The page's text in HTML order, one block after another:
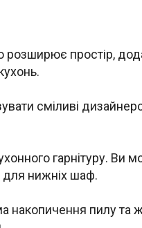
розширює простір,
сміливі
гарнітуру. Ви
для нижніх шаф.
накопичення пилу та